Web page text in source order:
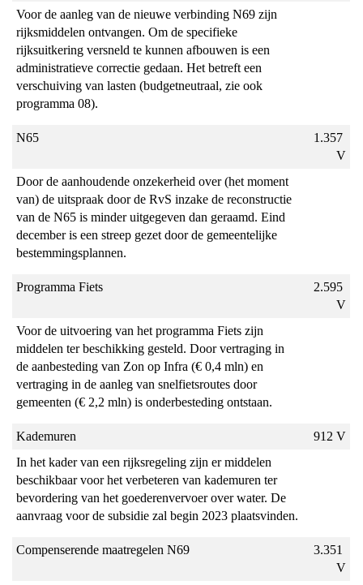
Voor de aanleg van de nieuwe verbinding N69 zijn
rijksmiddelen ontvangen. Om de specifieke
rijksuitkering versneld te kunnen afbouwen is een
administratieve correctie gedaan. Het betreft een
verschuiving van lasten (budgetneutraal, zie ook
programma 08).
N65
1.357
V
Door de aanhoudende onzekerheid over (het moment
van) de uitspraak door de RvS inzake de reconstructie
van de N65 is minder uitgegeven dan geraamd. Eind
december is een streep gezet door de gemeentelijke
bestemmingsplannen.
Programma Fiets
2.595
V
Voor de uitvoering van het programma Fiets zijn
middelen ter beschikking gesteld. Door vertraging in
de aanbesteding van Zon op Infra (€ 0,4 mln) en
vertraging in de aanleg van snelfietsroutes door
gemeenten (€ 2,2 mln) is onderbesteding ontstaan.
Kademuren
912 V
In het kader van een rijksregeling zijn er middelen
beschikbaar voor het verbeteren van kademuren ter
bevordering van het goederenvervoer over water. De
aanvraag voor de subsidie zal begin 2023 plaatsvinden.
Compenserende maatregelen N69
3.351
V